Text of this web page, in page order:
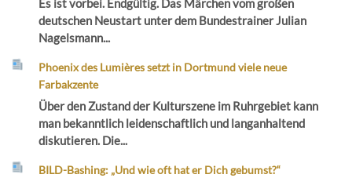
deutschen Neustart unter dem Bundestrainer Julian
Nagelsmann...
Phoenix des Lumières setzt in Dortmund viele neue
Farbakzente
Über den Zustand der Kulturszene im Ruhrgebiet kann
man bekanntlich leidenschaftlich und langanhaltend
diskutieren. Die...
BILD-Bashing: „Und wie oft hat er Dich gebumst?“